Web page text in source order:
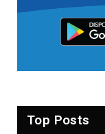
Top Posts